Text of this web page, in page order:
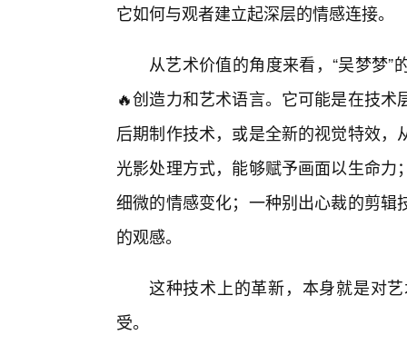
它如何与观者建立起深层的情感连接。
从艺术价值的角度来看，“吴梦梦
🔥创造力和艺术语言。它可能是在技
后期制作技术，或是全新的视觉特效
光影处理方式，能够赋予画面以生命
细微的情感变化；一种别出心裁的剪
的观感。
这种技术上的革新，本身就是对
受。